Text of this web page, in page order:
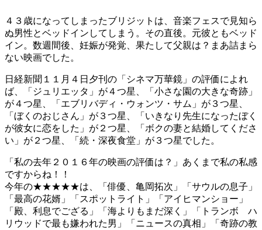
４３歳になってしまったブリジットは、音楽フェスで見知ら
ぬ男性とベッドインしてしまう。その直後。元彼ともベッド
イン。数週間後、妊娠が発覚、果たして父親は？まあ詰まら
ない映画でした。
日経新聞１１月４日夕刊の「シネマ万華鏡」の評価によれ
ば、「ジュリエッタ」が４つ星、「小さな園の大きな奇跡」
が４つ星、「エブリバディ・ウォンツ・サム」が３つ星、
「ぼくのおじさん」が３つ星、「いきなり先生になったぼく
が彼女に恋をした」が２つ星、「ボクの妻と結婚してくださ
い」が２つ星、「続・深夜食堂」が３つ星でした。
「私の去年２０１６年の映画の評価は？」あくまで私の私感
ですからね！！
今年の★★★★★は、「俳優、亀岡拓次」「サウルの息子」
「最高の花婿」「スポットライト」「アイヒマンショー」
「殿、利息でござる」「海よりもまだ深く」「トランボ ハ
リウッドで最も嫌われた男」「ニュースの真相」「奇跡の教